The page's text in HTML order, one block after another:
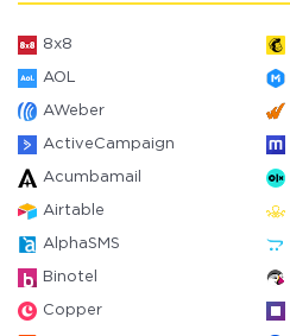
8x8
AOL
AWeber
ActiveCampaign
Acumbamail
Airtable
AlphaSMS
Binotel
Copper